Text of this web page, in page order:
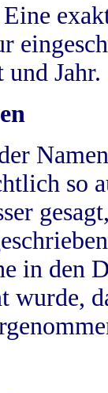
Jahr.
so
in
wurde,